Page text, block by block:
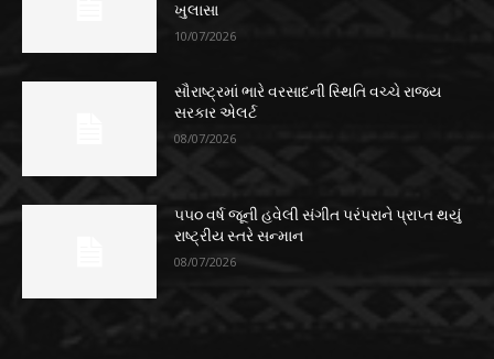
ખુલાસા
10/07/2026
સૌરાષ્ટ્રમાં ભારે વરસાદની સ્થિતિ વચ્ચે રાજ્ય
સરકાર એલર્ટ
08/07/2026
૫૫૦ વર્ષ જૂની હવેલી સંગીત પરંપરાને પ્રાપ્ત થયું
રાષ્ટ્રીય સ્તરે સન્માન
08/07/2026